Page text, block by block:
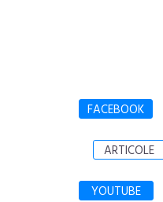
FACEBOOK
ARTICOLE
YOUTUBE